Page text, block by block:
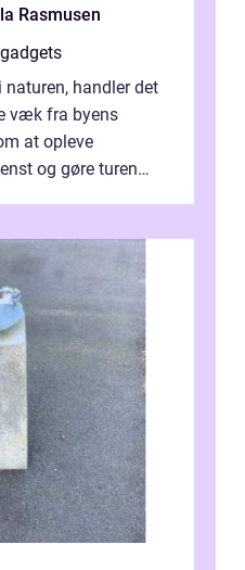
Rasmusen
handler det
væk fra byens
at opleve
og gøre turen